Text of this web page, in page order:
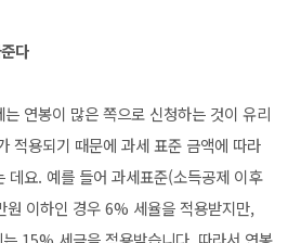
다
연봉이 많은 쪽으로 신청하는 것이 유리
적용되기 때문에 과세 표준 금액에 따라
데요. 예를 들어 과세표준(소득공제 이후
이하인 경우 6% 세율을 적용받지만,